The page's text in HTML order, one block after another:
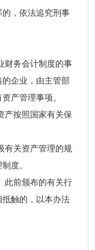
，依法追究刑事
财务会计制度的事
企业，由主管部
产管理事项。
产按照国家有关保
有关资产管理的规
度。
此前颁布的有关行
触的，以本办法